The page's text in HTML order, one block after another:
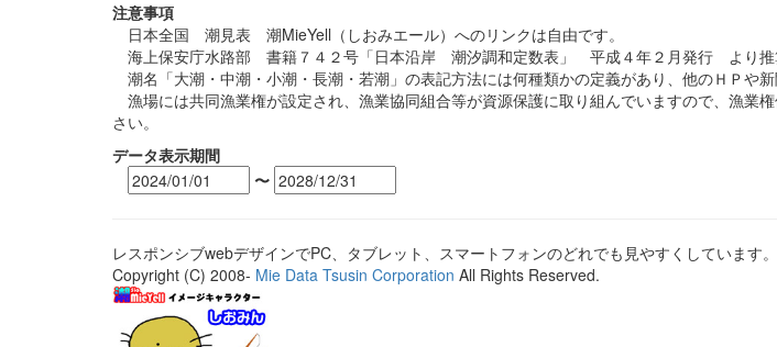
注意事項
日本全国 潮見表 潮MieYell（しおみエール）へのリンクは自由です。
海上保安庁水路部 書籍７４２号「日本沿岸 潮汐調和定数表」 平成４年２月発行 より推
潮名「大潮・中潮・小潮・長潮・若潮」の表記方法には何種類かの定義があり、他のＨＰや新
漁場には共同漁業権が設定され、漁業協同組合等が資源保護に取り組んでいますので、漁業
さい。
データ表示期間
〜
レスポンシブwebデザインでPC、タブレット、スマートフォンのどれでも見やすくしています。
Copyright (C) 2008- Mie Data Tsusin Corporation All Rights Reserved.